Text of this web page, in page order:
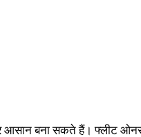
बना सकते हैं। फ्लीट ओनर्स